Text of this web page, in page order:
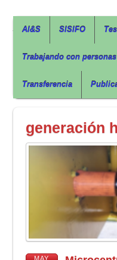
Agua,
AI&S SISIFO
Trabajando con personas
Transferencia
generación
MAY